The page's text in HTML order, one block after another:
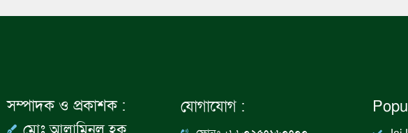
সম্পাদক ও প্রকাশক :
মোঃ আলামিনুল হক
যোগাযোগ :